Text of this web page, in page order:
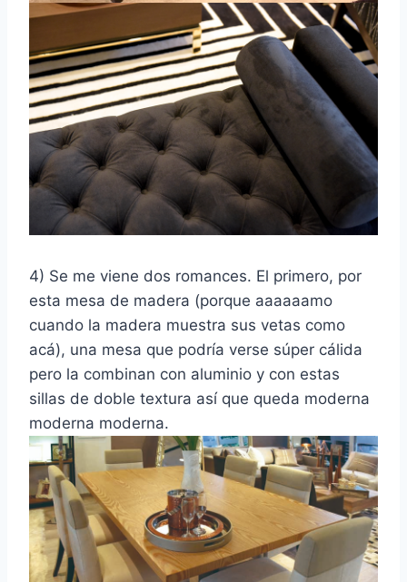
4) Se me viene dos romances. El primero, por
esta mesa de madera (porque aaaaaamo
cuando la madera muestra sus vetas como
acá), una mesa que podría verse súper cálida
pero la combinan con aluminio y con estas
sillas de doble textura así que queda moderna
moderna moderna.